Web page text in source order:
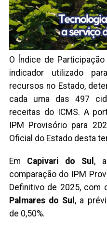
O Índice de
indicador utilizado
recursos no Estado,
cada uma das 497
receitas do ICMS. A
IPM Provisório para
Oficial do Estado desta
Em Capivari do Sul ,
comparação do IPM
Definitivo de 2025, com
Palmares do Sul , a
de 0,50%.